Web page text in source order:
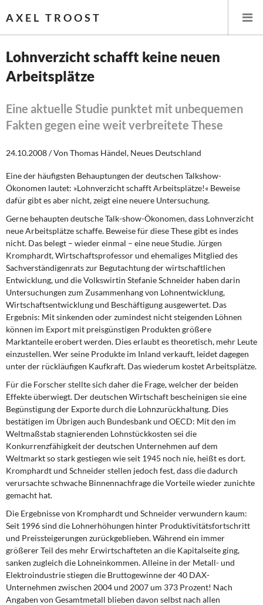
AXEL TROOST
Startseite
Themen
Leitlinien linker Wirtschafts- und Finanzpolitik
Steuer- und Finanzpolitik
Öffentliche Infrastruktur und Daseinsvorsorge
Eurokrise und Griechenland
DIE LINKE
Weitere Themen
Memo-Gruppe
Institut Solidarische Moderne
Rosa-Luxemburg-Stiftung
Über mich
Kontakt
Lohnverzicht schafft keine neuen
Arbeitsplätze
Eine aktuelle Studie punktet mit unbequemen
Fakten gegen eine weit verbreitete These
24.10.2008 / Von Thomas Händel, Neues Deutschland
Eine der häufigsten Behauptungen der deutschen Talkshow-
Ökonomen lautet: »Lohnverzicht schafft Arbeitsplätze!« Beweise
dafür gibt es aber nicht, zeigt eine neuere Untersuchung.
Gerne behaupten deutsche Talk-show-Ökonomen, dass Lohnverzicht
neue Arbeitsplätze schaffe. Beweise für diese These gibt es indes
nicht. Das belegt – wieder einmal – eine neue Studie. Jürgen
Kromphardt, Wirtschaftsprofessor und ehemaliges Mitglied des
Sachverständigenrats zur Begutachtung der wirtschaftlichen
Entwicklung, und die Volkswirtin Stefanie Schneider haben darin
Untersuchungen zum Zusammenhang von Lohnentwicklung,
Wirtschaftsentwicklung und Beschäftigung ausgewertet. Das
Ergebnis: Mit sinkenden oder zumindest nicht steigenden Löhnen
können im Export mit preisgünstigen Produkten größere
Marktanteile erobert werden. Dies erlaubt es theoretisch, mehr Leute
einzustellen. Wer seine Produkte im Inland verkauft, leidet dagegen
unter der rückläufigen Kaufkraft. Das wiederum kostet Arbeitsplätze.
Für die Forscher stellte sich daher die Frage, welcher der beiden
Effekte überwiegt. Der deutschen Wirtschaft bescheinigen sie eine
Begünstigung der Exporte durch die Lohnzurückhaltung. Dies
bestätigen im Übrigen auch Bundesbank und OECD: Mit den im
Weltmaßstab stagnierenden Lohnstückkosten sei die
Konkurrenzfähigkeit der deutschen Unternehmen auf dem
Weltmarkt so stark gestiegen wie seit 1945 noch nie, heißt es dort.
Kromphardt und Schneider stellen jedoch fest, dass die dadurch
verursachte schwache Binnennachfrage die Vorteile wieder zunichte
gemacht hat.
Die Ergebnisse von Kromphardt und Schneider verwundern kaum:
Seit 1996 sind die Lohnerhöhungen hinter Produktivitätsfortschritt
und Preissteigerungen zurückgeblieben. Während ein immer
größerer Teil des mehr Erwirtschafteten an die Kapitalseite ging,
sanken zugleich die Lohneinkommen. Alleine in der Metall- und
Elektroindustrie stiegen die Bruttogewinne der 40 DAX-
Unternehmen zwischen 2004 und 2007 um 373 Prozent! Nach
Angaben von Gesamtmetall blieben davon selbst nach allen